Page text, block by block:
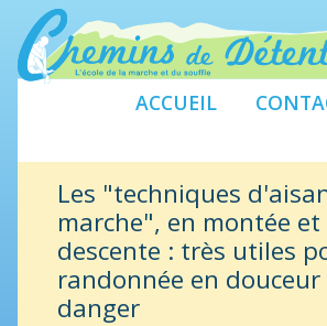
ACCUEIL
Les "techniques
marche", en montée et
descente : très utiles
randonnée en
danger